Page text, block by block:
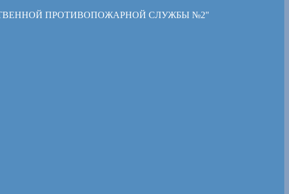
ПРОТИВОПОЖАРНОЙ СЛУЖБЫ №2"